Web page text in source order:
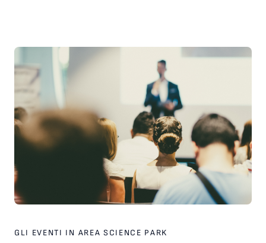
attraverso una piattaforma europea dedicata. Ampio spazio
anche al racconto di esperienze imprenditoriali concrete. In
particolare, è stata condivisa la testimonianza di Paolo Ganis,
CEO di Vitesy, realtà nata a Pordenone che in otto anni ha
costruito un percorso di crescita internazionale fondato su
innovazione, capacità di esecuzione e visione
imprenditoriale. Vitesy rappresenta un esempio concreto di
come una startup deep tech possa crescere, scalare e
competere sui mercati globali, partendo da un territorio e
valorizzando competenze, tecnologie e opportunità offerte
dagli ecosistemi dell’innovazione. Creare le condizioni perché
altre imprese possano intraprendere percorsi di crescita
simili è una delle sfide che Area Science Park intende
contribuire a raccogliere, rafforzando il proprio ruolo a
GLI EVENTI IN AREA SCIENCE PARK